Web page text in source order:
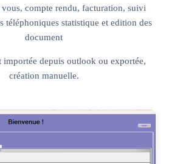
vous, compte rendu, facturation, suivi
téléphoniques statistique et edition des
document
importée depuis outlook ou exportée,
création manuelle.